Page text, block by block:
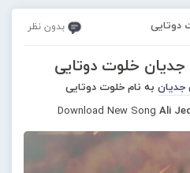
دوتایی بدون نظر
جدیان خلوت دوتایی
جدیان به نام خلوت دوتایی
Download New Song Ali